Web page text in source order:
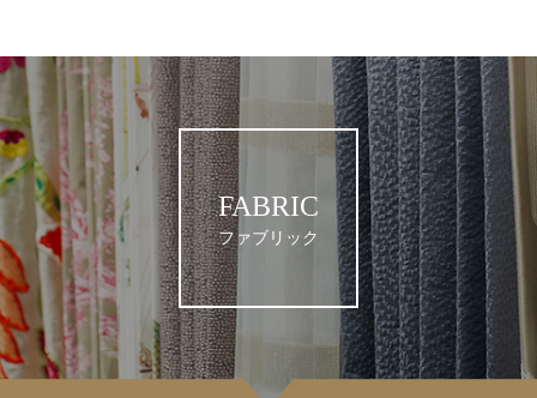
FABRIC
ファブリック